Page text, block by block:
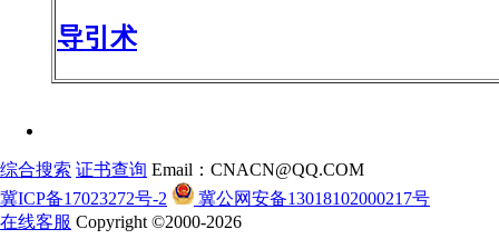
导引术
综合搜索 证书查询 Email：CNACN@QQ.COM
冀ICP备17023272号-2
冀公网安备13018102000217号
在线客服 Copyright ©2000-2026